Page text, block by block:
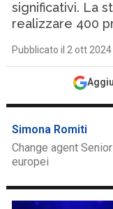
significativi. La
realizzare 400
Pubblicato il 2 ott 2024
Simona Romiti
Change agent
europei